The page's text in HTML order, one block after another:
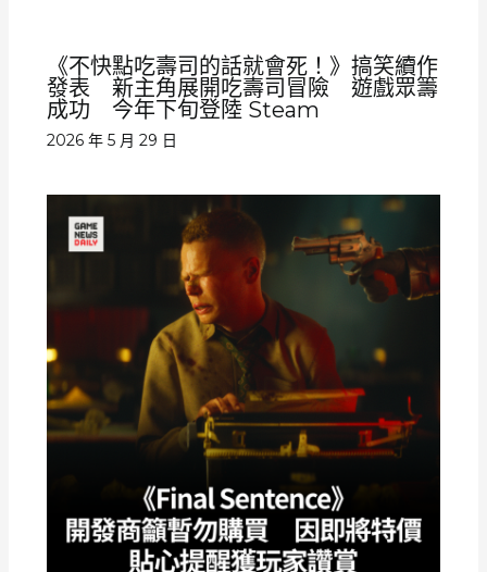
《不快點吃壽司的話就會死！》搞笑續作
發表 新主角展開吃壽司冒險 遊戲眾籌
成功 今年下旬登陸 Steam
2026 年 5 月 29 日